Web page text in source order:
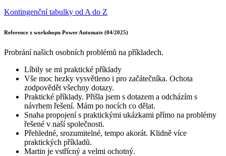
Kontingenční tabulky od A do Z
Reference z workshopu Power Automate (04/2025)
Probrání našich osobních problémů na příkladech.
Líbily se mi praktické příklady
Vše moc hezky vysvětleno i pro začátečníka. Ochota
zodpovědět všechny dotazy.
Praktické příklady. Přišla jsem s dotazem a odcházím s
návrhem řešení. Mám po nocích co dělat.
Snaha propojení s praktickými ukázkami přímo na problémy
řešené v naší společnosti.
Přehledné, srozumitelné, tempo akorát. Klidně více
praktických příkladů.
Martin je vstřícný a velmi ochotný.